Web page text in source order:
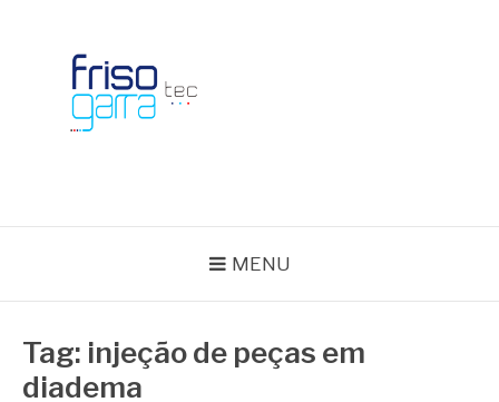
MENU
Tag: injeção de peças em
diadema